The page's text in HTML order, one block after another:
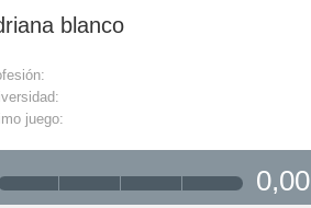
blanco
juego:
0,00